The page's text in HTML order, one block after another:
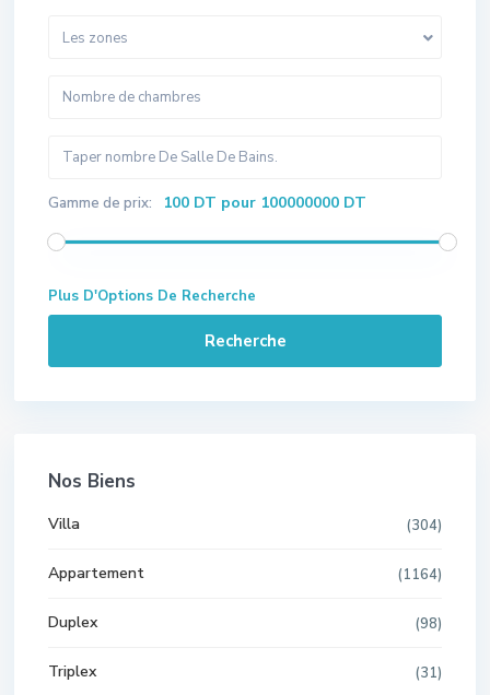
Les zones
Gamme de prix: 100 DT pour 100000000 DT
Plus D'Options De Recherche
Recherche
Nos Biens
Villa (304)
Appartement (1164)
Duplex (98)
Triplex (31)